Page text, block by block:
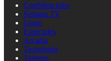
Confidenciales
Semana TV
Gente
Especiales
Arcadia
Tecnología
Turismo